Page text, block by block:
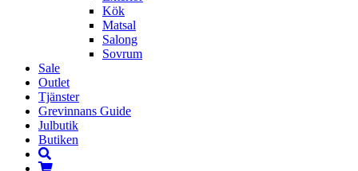
Kök
Matsal
Salong
Sovrum
Sale
Outlet
Tjänster
Grevinnans Guide
Julbutik
Butiken